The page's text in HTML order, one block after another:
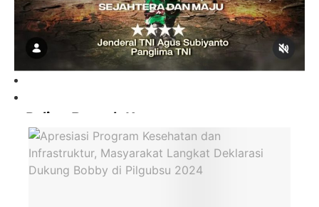
Paling Banyak Komentar